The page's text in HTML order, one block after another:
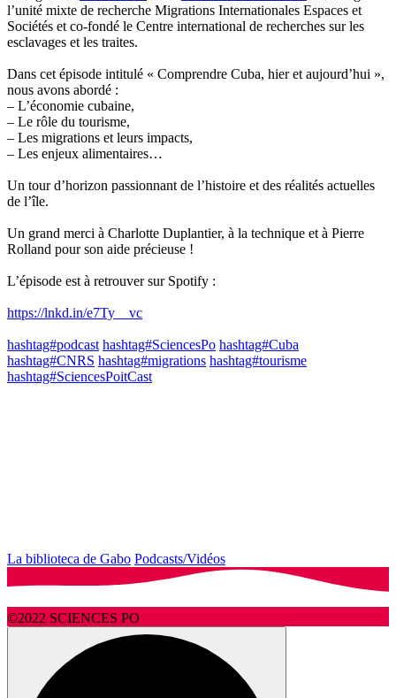
l’unité mixte de recherche Migrations Internationales Espaces et
Sociétés et co-fondé le Centre international de recherches sur les
esclavages et les traites.
Dans cet épisode intitulé « Comprendre Cuba, hier et aujourd’hui »,
nous avons abordé :
– L’économie cubaine,
– Le rôle du tourisme,
– Les migrations et leurs impacts,
– Les enjeux alimentaires…
Un tour d’horizon passionnant de l’histoire et des réalités actuelles
de l’île.
Un grand merci à Charlotte Duplantier, à la technique et à Pierre
Rolland pour son aide précieuse !
L’épisode est à retrouver sur Spotify :
https://lnkd.in/e7Ty__vc
hashtag#podcast hashtag#SciencesPo hashtag#Cuba
hashtag#CNRS hashtag#migrations hashtag#tourisme
hashtag#SciencesPoitCast
La biblioteca de Gabo Podcasts/Vidéos
©2022 SCIENCES PO